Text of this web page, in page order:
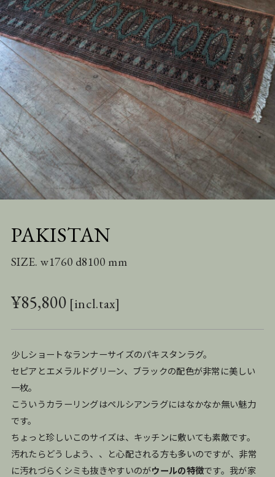
PAKISTAN
SIZE. w1760 d8100 mm
¥85,800
少しショートなランナーサイズのパキスタンラグ。
セピアとエメラルドグリーン、ブラックの配色が非常に美しい
一枚。
こういうカラーリングはペルシアンラグにはなかなか無い魅力
です。
ちょっと珍しいこのサイズは、キッチンに敷いても素敵です。
汚れたらどうしよう、、と心配される方も多いのですが、非常
に汚れづらくシミも抜きやすいのがウールの特徴です。我が家